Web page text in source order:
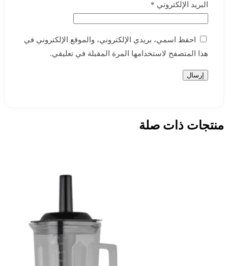
البريد الإلكتروني *
احفظ اسمي، بريدي الإلكتروني، والموقع الإلكتروني في
هذا المتصفح لاستخدامها المرة المقبلة في تعليقي.
منتجات ذات صلة